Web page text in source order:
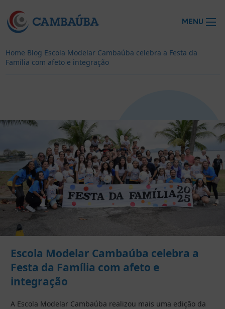
Home Blog Escola Modelar Cambaúba celebra a Festa da
Família com afeto e integração
Escola Modelar Cambaúba celebra a
Festa da Família com afeto e
integração
A Escola Modelar Cambaúba realizou mais uma edição da
MENU